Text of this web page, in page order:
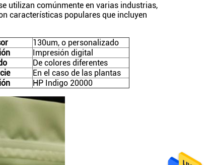
utilizan comúnmente en varias industrias,
características populares que incluyen
130um, o personalizado
Impresión digital
De colores diferentes
En el caso de las plantas
HP Indigo 20000